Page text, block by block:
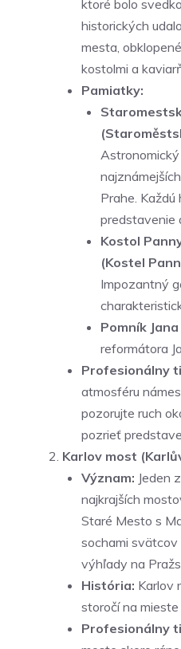
ktoré bolo
historických
mesta,
kostolmi a
Pamiatky:
Astronomický
Prahe. Každú
predstavenie
Kostol
(Kostel
Impozantný
Pomník
reformátora
Profesionálny
atmosféru
pozorujte ruch
pozrieť
Karlov most
Význam: Jeden
najkrajších
Staré Mesto s
sochami svätcov
výhľady na
História: Karlov
storočí na
Profesionálny